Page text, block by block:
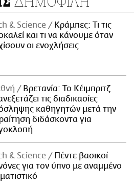
& Science
Κράμπες: Τι τις
και τι να κάνουμε όταν
οι ενοχλήσεις
Βρετανία: Το Κέιμπριτζ
τις διαδικασίες
καθηγητών μετά την
διδάσκοντα για
& Science
Πέντε βασικοί
για τον ύπνο με αναμμένο